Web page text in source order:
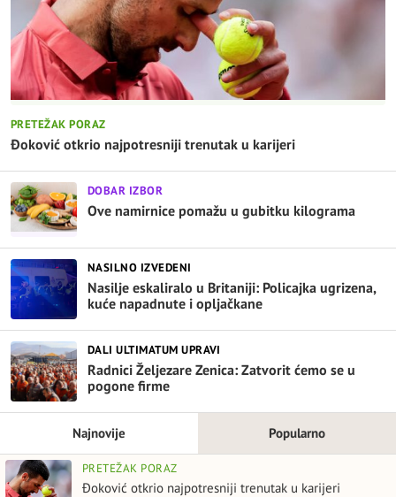
PRETEŽAK PORAZ
Đoković otkrio najpotresniji trenutak u karijeri
DOBAR IZBOR
Ove namirnice pomažu u gubitku kilograma
NASILNO IZVEDENI
Nasilje eskaliralo u Britaniji: Policajka ugrizena,
kuće napadnute i opljačkane
DALI ULTIMATUM UPRAVI
Radnici Željezare Zenica: Zatvorit ćemo se u
pogone firme
Najnovije Popularno
PRETEŽAK PORAZ
Đoković otkrio najpotresniji trenutak u karijeri